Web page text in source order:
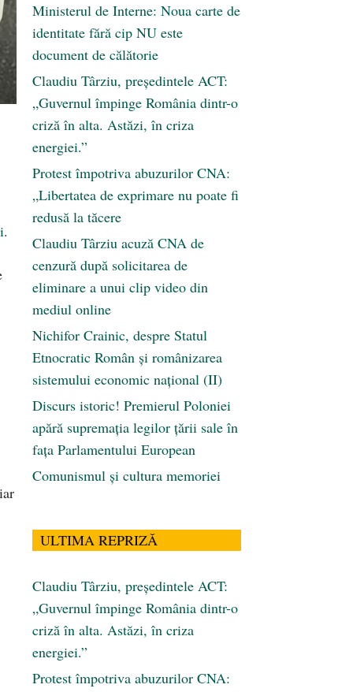
.
Ministerul de Interne: Noua carte de
identitate fără cip NU este
document de călătorie
Claudiu Târziu, președintele ACT:
„Guvernul împinge România dintr-o
criză în alta. Astăzi, în criza
energiei.”
Protest împotriva abuzurilor CNA:
„Libertatea de exprimare nu poate fi
redusă la tăcere
Claudiu Târziu acuză CNA de
cenzură după solicitarea de
eliminare a unui clip video din
mediul online
Nichifor Crainic, despre Statul
Etnocratic Român şi românizarea
sistemului economic naţional (II)
Discurs istoric! Premierul Poloniei
apără supremația legilor țării sale în
fața Parlamentului European
Comunismul şi cultura memoriei
ULTIMA REPRIZĂ
Claudiu Târziu, președintele ACT:
„Guvernul împinge România dintr-o
criză în alta. Astăzi, în criza
energiei.”
Protest împotriva abuzurilor CNA: